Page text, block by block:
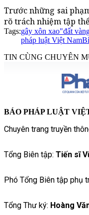
Trước những sai
rõ trách nhiệm tập
Tags:gây xôn xao"đất
pháp luật Việt Nam
TIN CÙNG CHUYÊN
BÁO PHÁP LUẬT
Chuyên trang truyền
Tổng Biên tập: Tiến sĩ
Phó Tổng Biên tập phụ
Tổng Thư ký: Hoàng